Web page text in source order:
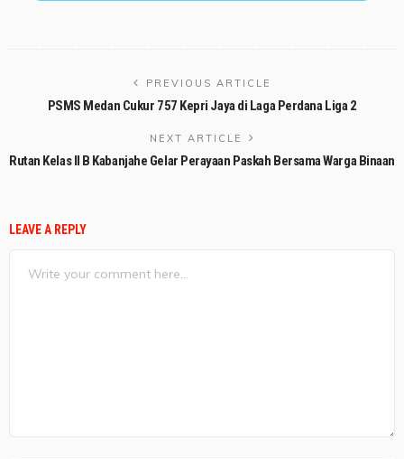
PREVIOUS ARTICLE
PSMS Medan Cukur 757 Kepri Jaya di Laga Perdana Liga 2
NEXT ARTICLE
Rutan Kelas II B Kabanjahe Gelar Perayaan Paskah Bersama Warga Binaan
LEAVE A REPLY